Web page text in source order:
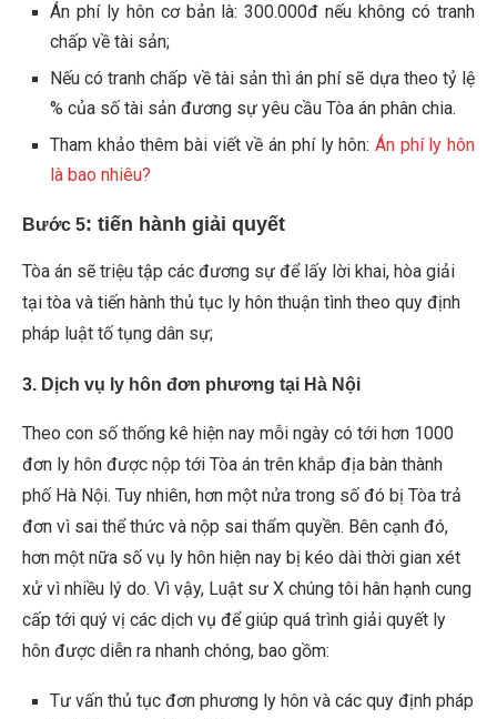
Án phí ly hôn cơ bản là: 300.000đ nếu không có tranh
chấp về tài sản;
Nếu có tranh chấp về tài sản thì án phí sẽ dựa theo tỷ lệ
% của số tài sản đương sự yêu cầu Tòa án phân chia.
Tham khảo thêm bài viết về án phí ly hôn: Án phí ly hôn
là bao nhiêu?
Bước 5: tiến hành giải quyết
Tòa án sẽ triệu tập các đương sự để lấy lời khai, hòa giải
tại tòa và tiến hành thủ tục ly hôn thuận tình theo quy định
pháp luật tố tụng dân sự;
3. Dịch vụ ly hôn đơn phương tại Hà Nội
Theo con số thống kê hiện nay mỗi ngày có tới hơn 1000
đơn ly hôn được nộp tới Tòa án trên khắp địa bàn thành
phố Hà Nội. Tuy nhiên, hơn một nửa trong số đó bị Tòa trả
đơn vì sai thể thức và nộp sai thẩm quyền. Bên cạnh đó,
hơn một nữa số vụ ly hôn hiện nay bị kéo dài thời gian xét
xử vì nhiều lý do. Vì vậy, Luật sư X chúng tôi hân hạnh cung
cấp tới quý vị các dịch vụ để giúp quá trình giải quyết ly
hôn được diễn ra nhanh chóng, bao gồm:
Tư vấn thủ tục đơn phương ly hôn và các quy định pháp